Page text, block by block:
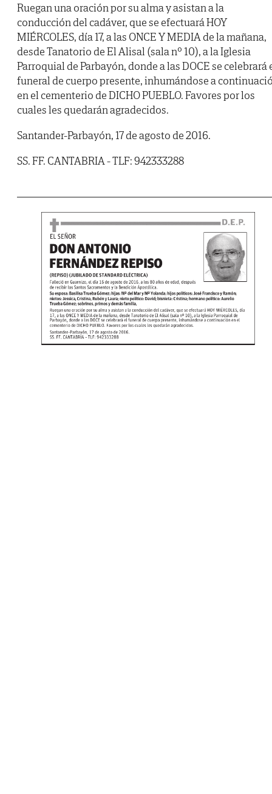
Ruegan una oración por su alma y asistan a la
conducción del cadáver, que se efectuará HOY
MIÉRCOLES, día 17, a las ONCE Y MEDIA de la mañana,
desde Tanatorio de El Alisal (sala nº 10), a la Iglesia
Parroquial de Parbayón, donde a las DOCE se celebrará
funeral de cuerpo presente, inhumándose a
en el cementerio de DICHO PUEBLO. Favores por los
cuales les quedarán agradecidos.
Santander-Parbayón, 17 de agosto de 2016.
SS. FF. CANTABRIA - TLF: 942333288